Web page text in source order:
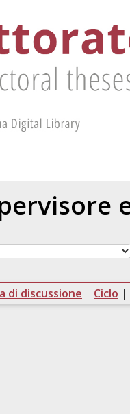
di discussione | Ciclo |